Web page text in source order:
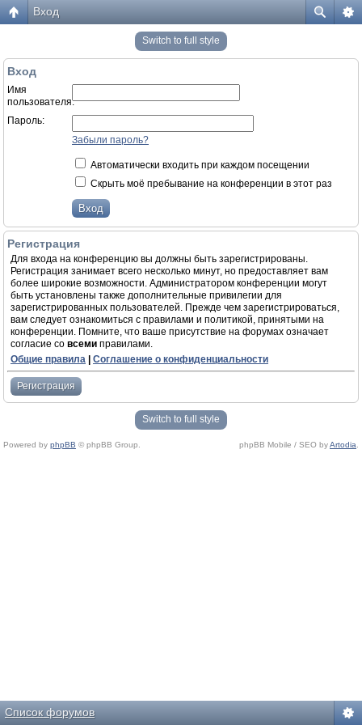
Вход
Switch to full style
Вход
Имя
пользователя:
Пароль:
Забыли пароль?
Автоматически входить при каждом посещении
Скрыть моё пребывание на конференции в этот раз
Регистрация
Для входа на конференцию вы должны быть зарегистрированы.
Регистрация занимает всего несколько минут, но предоставляет вам
более широкие возможности. Администратором конференции могут
быть установлены также дополнительные привилегии для
зарегистрированных пользователей. Прежде чем зарегистрироваться,
вам следует ознакомиться с правилами и политикой, принятыми на
конференции. Помните, что ваше присутствие на форумах означает
согласие со всеми правилами.
Общие правила
Соглашение о конфиденциальности
Регистрация
Switch to full style
Powered by phpBB © phpBB Group. phpBB Mobile / SEO byArtodia
Список форумов